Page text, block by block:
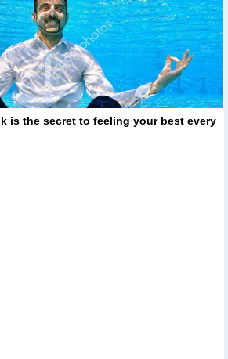
is the secret to feeling your best every